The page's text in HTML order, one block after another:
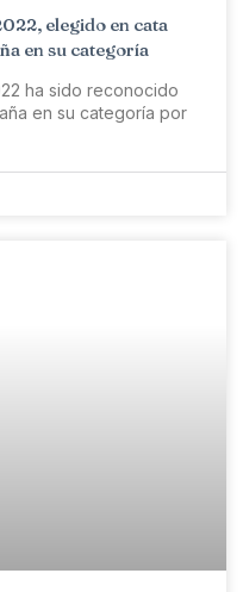
elegido en cata
en su categoría
ha sido reconocido
en su categoría por